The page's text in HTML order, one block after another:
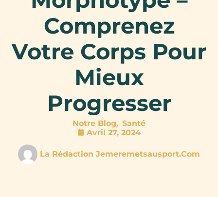
Comprenez
Votre Corps Pour
Mieux
Progresser
Notre Blog, Santé
Avril 27, 2024
La Rédaction Jemeremetsausport.com